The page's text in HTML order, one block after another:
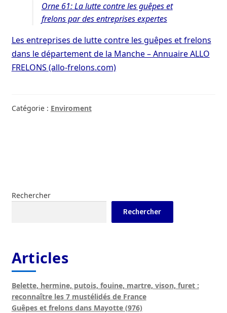
Orne 61: La lutte contre les guêpes et
frelons par des entreprises expertes
Les entreprises de lutte contre les guêpes et frelons
dans le département de la Manche – Annuaire ALLO
FRELONS (allo-frelons.com)
Catégorie : Enviroment
Rechercher
Rechercher
Articles
Belette, hermine, putois, fouine, martre, vison, furet :
reconnaître les 7 mustélidés de France
Guêpes et frelons dans Mayotte (976)